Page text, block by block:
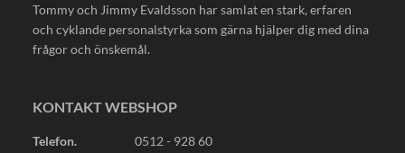
Tommy och Jimmy Evaldsson har samlat en stark, erfaren
och cyklande personalstyrka som gärna hjälper dig med dina
frågor och önskemål.
KONTAKT WEBSHOP
Telefon. 0512 - 928 60